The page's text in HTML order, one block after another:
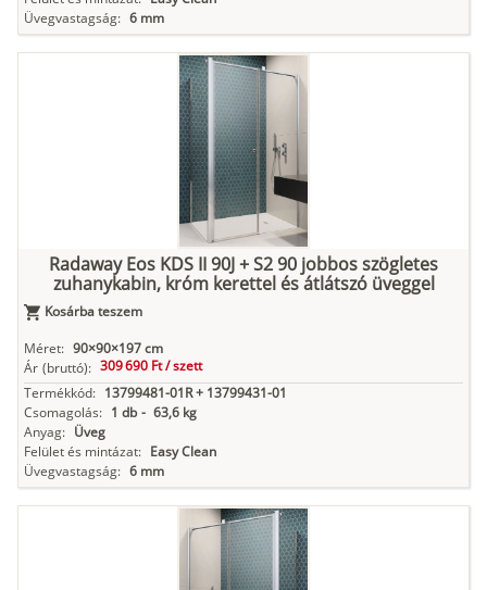
Üvegvastagság: 6 mm
Radaway Eos KDS II 90J + S2 90 jobbos szögletes
zuhanykabin, króm kerettel és átlátszó üveggel
Kosárba teszem
Méret: 90×90×197 cm
Ár (bruttó): 309 690 Ft /szett
Termékkód: 13799481-01R + 13799431-01
Csomagolás: 1 db - 63,6 kg
Anyag: Üveg
Felület és mintázat: Easy Clean
Üvegvastagság: 6 mm